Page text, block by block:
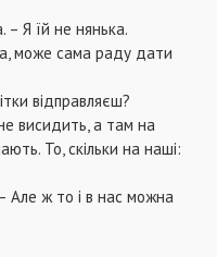
Я їй не нянька.
може сама раду дати
відправляєш?
висидить, а там на
То, скільки на наші:
Але ж то і в нас можна